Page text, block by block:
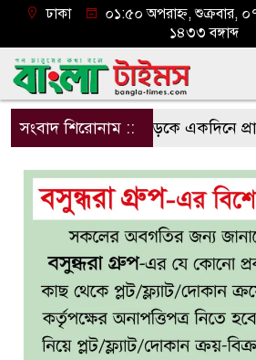
ঢাকা
০১:৫০ অপরাহ্ন, শুক্রবার,
১৪৩৩ বঙ্গাব্দ
সংবাদ শিরোনাম ::সড়কে একদিনে প্রাণ